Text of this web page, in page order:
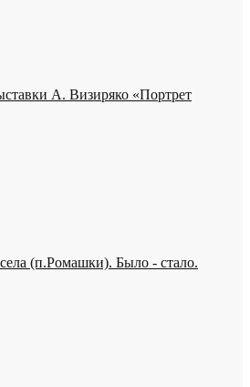
А. Визиряко «Портрет
(п.Ромашки). Было - стало.